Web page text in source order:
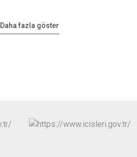
Daha fazla göster